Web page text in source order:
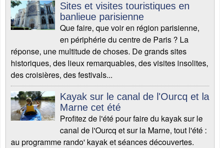
Sites et visites touristiques en
banlieue parisienne
Que faire, que voir en région parisienne,
en périphérie du centre de Paris ? La
réponse, une multitude de choses. De grands sites
historiques, des lieux remarquables, des visites insolites,
des croisières, des festivals...
Kayak sur le canal de l'Ourcq et la
Marne cet été
Profitez de l'été pour faire du kayak sur le
canal de l'Ourcq et sur la Marne, tout l'été :
au programme rando' kayak et séances découvertes.